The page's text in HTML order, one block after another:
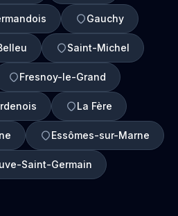
Gauchy
Saint-Michel
Fresnoy-le-Grand
La Fère
Essômes-sur-Marne
Saint-Germain